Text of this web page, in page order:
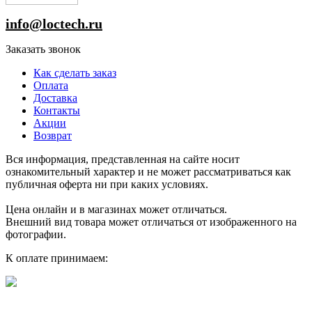
info@loctech.ru
Заказать звонок
Как сделать заказ
Оплата
Доставка
Контакты
Акции
Возврат
Вся информация, представленная на сайте носит
ознакомительный характер и не может рассматриваться как
публичная оферта ни при каких условиях.
Цена онлайн и в магазинах может отличаться.
Внешний вид товара может отличаться от изображенного на
фотографии.
К оплате принимаем: